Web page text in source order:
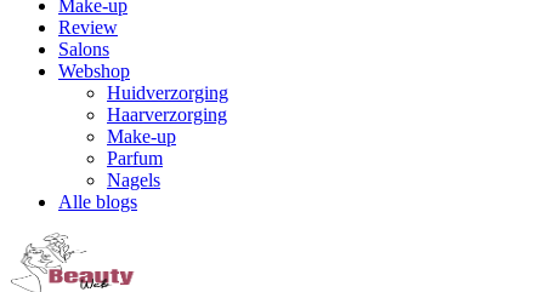
Make-up
Review
Salons
Webshop
Huidverzorging
Haarverzorging
Make-up
Parfum
Nagels
Alle blogs